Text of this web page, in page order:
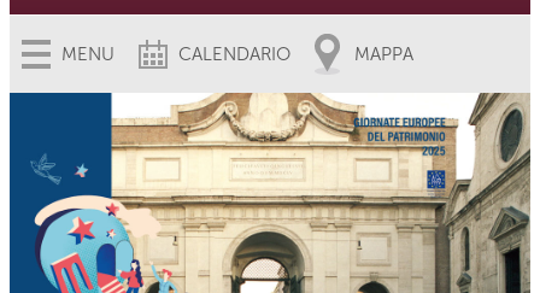
MENU CALENDARIO MAPPA